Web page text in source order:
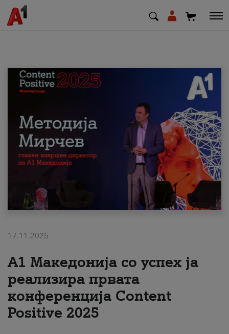
МК EN
Приватни Деловни
Поддршка
Надополни кредит
#ПодобарОнлајн
17.11.2025
А1 Македонија со успех ја
реализира првата
конференција Content
Positive 2025